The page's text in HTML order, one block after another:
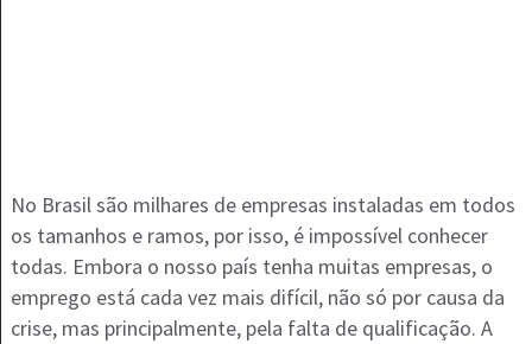
No Brasil são milhares de empresas instaladas em todos
os tamanhos e ramos, por isso, é impossível conhecer
todas. Embora o nosso país tenha muitas empresas, o
emprego está cada vez mais difícil, não só por causa da
crise, mas principalmente, pela falta de qualificação. A